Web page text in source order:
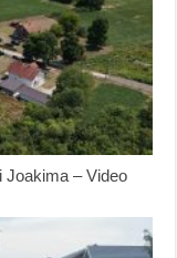
Joakima – Video